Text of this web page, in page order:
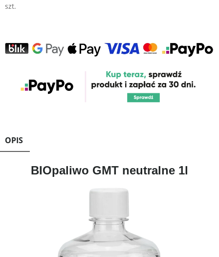
szt.
OPIS
BIOpaliwo GMT neutralne 1l